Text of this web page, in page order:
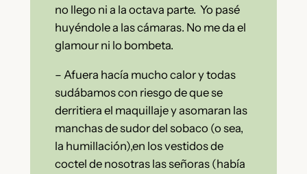
no llego ni a la octava parte. Yo pasé
huyéndole a las cámaras. No me da el
glamour ni lo bombeta.
– Afuera hacía mucho calor y todas
sudábamos con riesgo de que se
derritiera el maquillaje y asomaran las
manchas de sudor del sobaco (o sea,
la humillación),en los vestidos de
coctel de nosotras las señoras (había